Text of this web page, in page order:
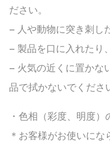
ださい。
– 人や動物に突き刺し
– 製品を口に入れたり
– 火気の近くに置かな
品で拭かないでくださ
・色相（彩度、明度）
＊お客様がお使いに